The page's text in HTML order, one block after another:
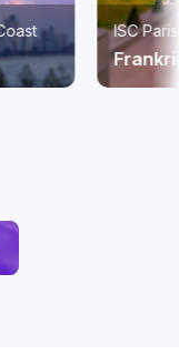
ISC Paris
Frankrig